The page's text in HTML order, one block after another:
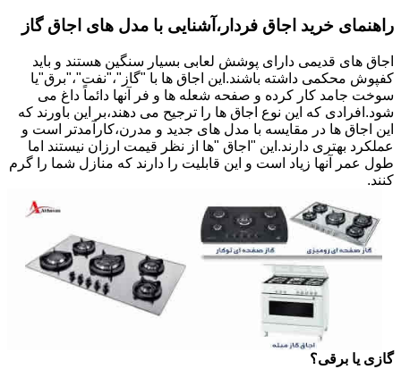
راهنمای خرید اجاق فردار،آشنایی با مدل های اجاق گاز
اجاق های قدیمی دارای پوشش لعابی بسیار سنگین هستند و باید
کفپوش محکمی داشته باشند.این اجاق ها با "گاز"،"نفت"،"برق"یا
سوخت جامد کار کرده و صفحه شعله ها و فر آنها دائماً داغ می
شود.افرادی که این نوع اجاق ها را ترجیح می دهند،بر این باورند که
این اجاق ها در مقایسه با مدل های جدید و مدرن،کارآمدتر است و
عملکرد بهتری دارند.این "اجاق "ها از نظر قیمت ارزان نیستند اما
طول عمر آنها زیاد است و این قابلیت را دارند که منازل شما را گرم
کنند.
گازی یا برقی؟